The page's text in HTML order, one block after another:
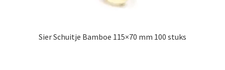
Sier Schuitje Bamboe 115×70 mm 100 stuks